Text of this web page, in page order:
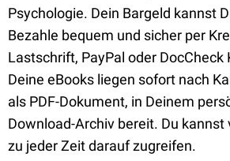
Psychologie. Dein Bargeld kannst
Bezahle bequem und sicher per
Lastschrift, PayPal oder DocCheck
Deine eBooks liegen sofort nach
als PDF-Dokument, in Deinem
Download-Archiv bereit. Du kannst
zu jeder Zeit darauf zugreifen.